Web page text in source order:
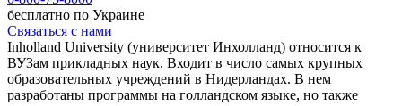
бесплатно по Украине
Связаться с нами
Inholland University (университет Инхолланд) относится к
ВУЗам прикладных наук. Входит в число самых крупных
образовательных учреждений в Нидерландах. В нем
разработаны программы на голландском языке, но также